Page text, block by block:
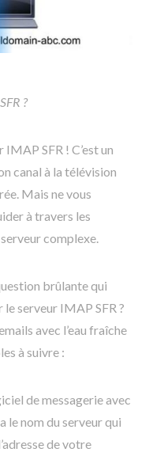
?
SFR ! C’est un
canal à la télévision
Mais ne vous
à travers les
complexe.
brûlante qui
serveur IMAP SFR ?
avec l’eau fraîche
à suivre :
de messagerie avec
le nom du serveur qui
de votre